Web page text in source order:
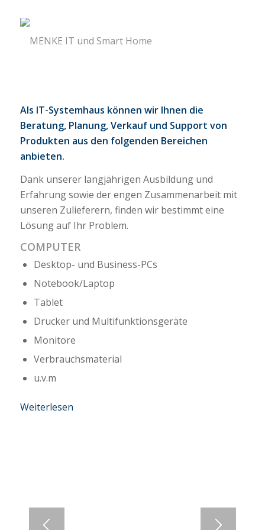
Als IT-Systemhaus können wir Ihnen die
Beratung, Planung, Verkauf und Support von
Produkten aus den folgenden Bereichen
anbieten.
Dank unserer langjährigen Ausbildung und
Erfahrung sowie der engen Zusammenarbeit mit
unseren Zulieferern, finden wir bestimmt eine
Lösung auf Ihr Problem.
COMPUTER
Desktop- und Business-PCs
Notebook/Laptop
Tablet
Drucker und Multifunktionsgeräte
Monitore
Verbrauchsmaterial
u.v.m
Weiterlesen